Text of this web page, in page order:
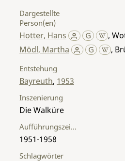
Dargestellte
Person(en)
Hotter, Hans ,
Mödl, Martha
,
Entstehung
Bayreuth, 1953
Inszenierung
Die Walküre
Aufführungszeitraum
1951-1958
Schlagwörter